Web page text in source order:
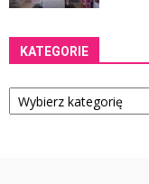
KATEGORIE
Kategorie